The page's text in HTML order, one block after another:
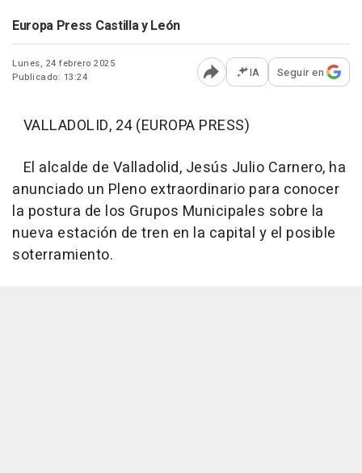
Europa Press Castilla y León
Lunes, 24 febrero 2025
Publicado: 13:24
Abrir opciones para
IA Seguir en
VALLADOLID, 24 (EUROPA PRESS)
El alcalde de Valladolid, Jesús Julio Carnero, ha
anunciado un Pleno extraordinario para conocer
la postura de los Grupos Municipales sobre la
nueva estación de tren en la capital y el posible
soterramiento.